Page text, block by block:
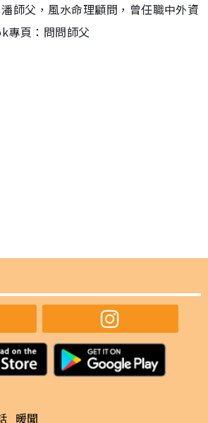
師父，風水命理顧問，曾任職中外資
專頁：問問師父
暖聞